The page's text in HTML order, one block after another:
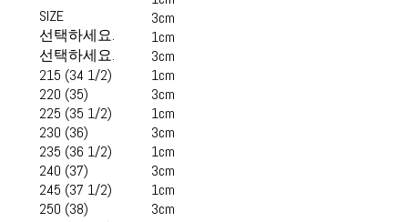
SIZE
선택하세요.
선택하세요.
215 (34 1/2)
220 (35)
225 (35 1/2)
230 (36)
235 (36 1/2)
240 (37)
245 (37 1/2)
250 (38)
3cm
1cm
3cm
1cm
3cm
1cm
3cm
1cm
3cm
1cm
3cm